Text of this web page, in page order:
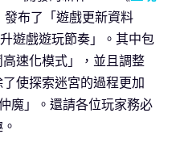
布了「遊戲更新資料
遊戲遊玩節奏」。其中包
速化模式」，並且調整
使探索迷宮的過程更加
魔」。還請各位玩家務必